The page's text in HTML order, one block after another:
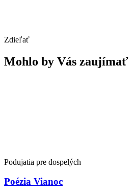
Zdieľať
Mohlo by Vás zaujímať
Podujatia pre dospelých
Poézia Vianoc